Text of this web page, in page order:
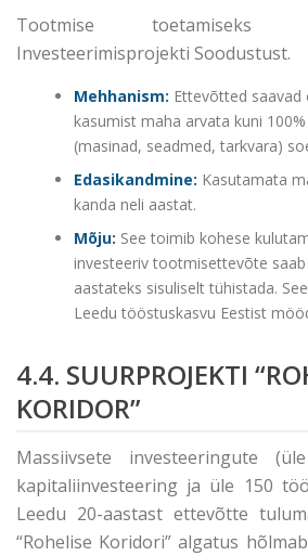
Tootmise toetamiseks
Investeerimisprojekti Soodustust.
Mehhanism: Ettevõtted
kasumist maha arvata kuni
(masinad, seadmed, tarkvara)
Edasikandmine: Kasutamata
kanda neli aastat.
Mõju: See toimib kohese
investeeriv tootmisettevõte
aastateks sisuliselt tühistada.
Leedu tööstuskasvu Eestist
4.4. SUURPROJEKTI
KORIDOR”
Massiivsete investeeringute
kapitaliinvesteering ja üle 150
Leedu 20-aastast ettevõtte
“Rohelise Koridori” algatus